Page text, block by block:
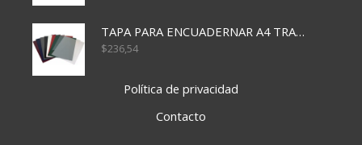
TAPA PARA ENCUADERNAR A4 TRANSP x50x500
$236,54
Política de privacidad
Contacto